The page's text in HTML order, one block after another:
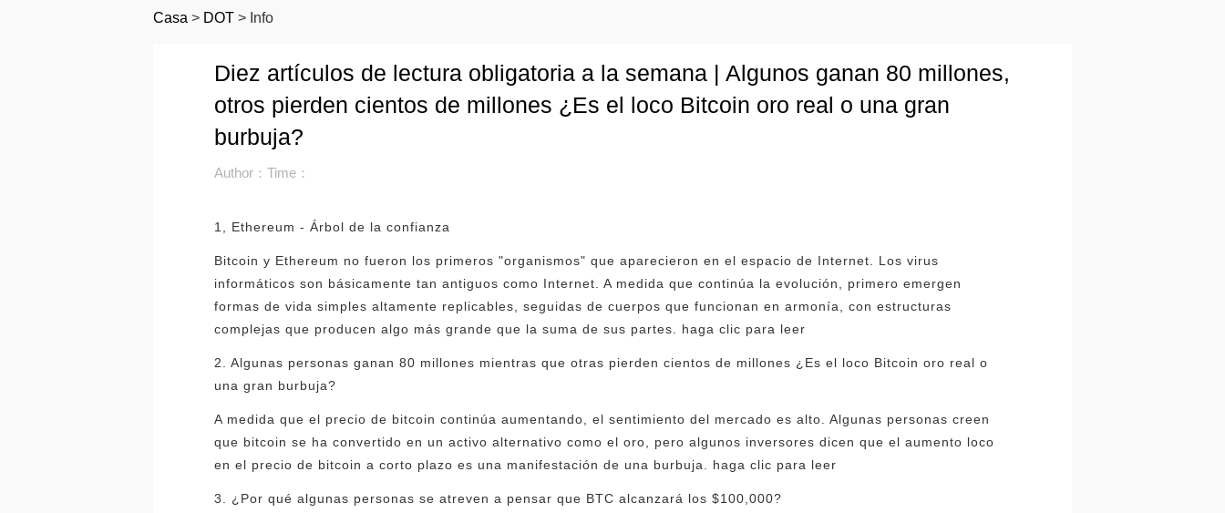
Casa > DOT > Info
Diez artículos de lectura obligatoria a la semana | Algunos ganan 80 millones,
otros pierden cientos de millones ¿Es el loco Bitcoin oro real o una gran
burbuja?
Author：Time：
1, Ethereum - Árbol de la confianza
Bitcoin y Ethereum no fueron los primeros "organismos" que aparecieron en el espacio de Internet. Los virus
informáticos son básicamente tan antiguos como Internet. A medida que continúa la evolución, primero emergen
formas de vida simples altamente replicables, seguidas de cuerpos que funcionan en armonía, con estructuras
complejas que producen algo más grande que la suma de sus partes. haga clic para leer
2. Algunas personas ganan 80 millones mientras que otras pierden cientos de millones ¿Es el loco Bitcoin oro real o
una gran burbuja?
A medida que el precio de bitcoin continúa aumentando, el sentimiento del mercado es alto. Algunas personas creen
que bitcoin se ha convertido en un activo alternativo como el oro, pero algunos inversores dicen que el aumento loco
en el precio de bitcoin a corto plazo es una manifestación de una burbuja. haga clic para leer
3. ¿Por qué algunas personas se atreven a pensar que BTC alcanzará los $100,000?